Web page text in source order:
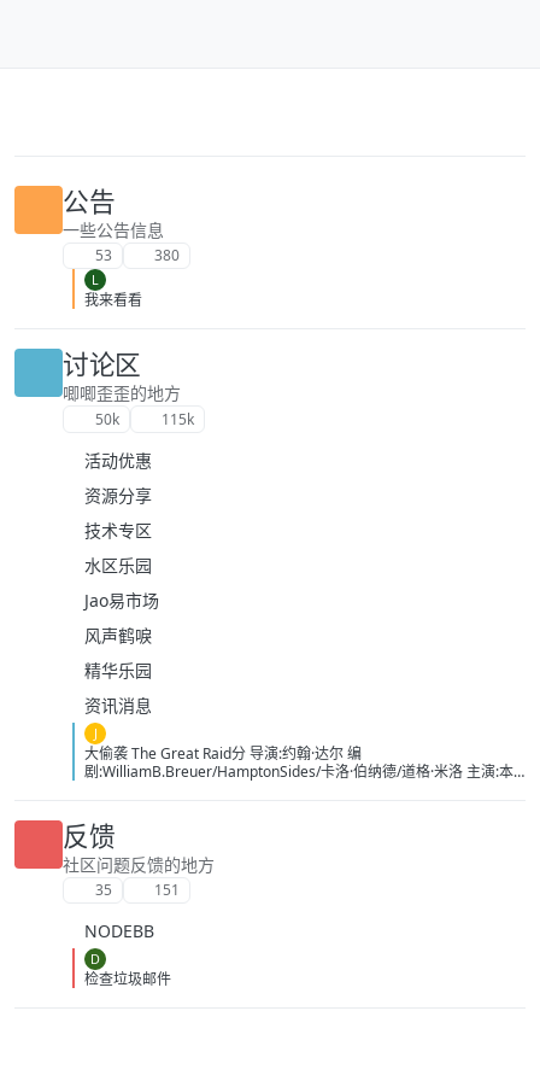
公告
一些公告信息
53 380
L
我来看看
讨论区
唧唧歪歪的地方
50k 115k
活动优惠
资源分享
技术专区
水区乐园
Jao易市场
风声鹤唳
精华乐园
资讯消息
J
大偷袭 The Great Raid分 导演:约翰·达尔 编
剧:WilliamB.Breuer/HamptonSides/卡洛·伯纳德/道格·米洛 主演:本
曼辛托斯/杰里米·卡拉汉/ScottMcLean/保罗·蒙塔尔班/克莱恩·克劳福
德/萨姆·沃辛顿/RoystonInnes/卢克·佩格勒/代尔·戴/杰罗姆·埃勒斯/布
雷特·塔克/KristianSchmid/瓦维克·杨/TimCampbell/马特·多兰/约瑟夫
·费因斯/马尔顿·索克斯/罗根·马歇尔-格林/尼古拉斯·贝尔/肯尼·道提/克
里斯托弗·詹姆斯·贝克/康妮·尼尔森/娜塔莉·杰克逊·门多萨/原丽淇/奥
泉原丰/保罗·纳高奇/DavidChamberlain/宇佐美慎吾/塞萨尔·蒙塔
诺/RichardJoson/KennethMoraleda/卓丹·李/里昂·福德/马修·纽
顿/JacksonRaine/道格拉斯·麦克阿瑟/富兰克林·德拉诺·罗斯福/艾德琳·
冈野/HidekiTojo 类型:剧情/动作/战争 制片国家/地区:美国/澳大利亚
反馈
社区问题反馈的地方
35 151
NODEBB
D
检查垃圾邮件